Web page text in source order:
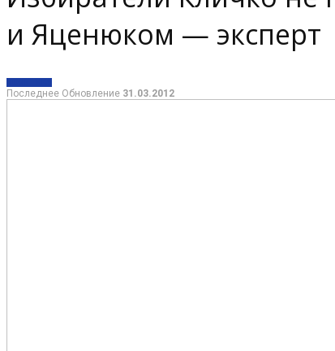
и Яценюком — эксперт
Последнее Обновление 31.03.2012